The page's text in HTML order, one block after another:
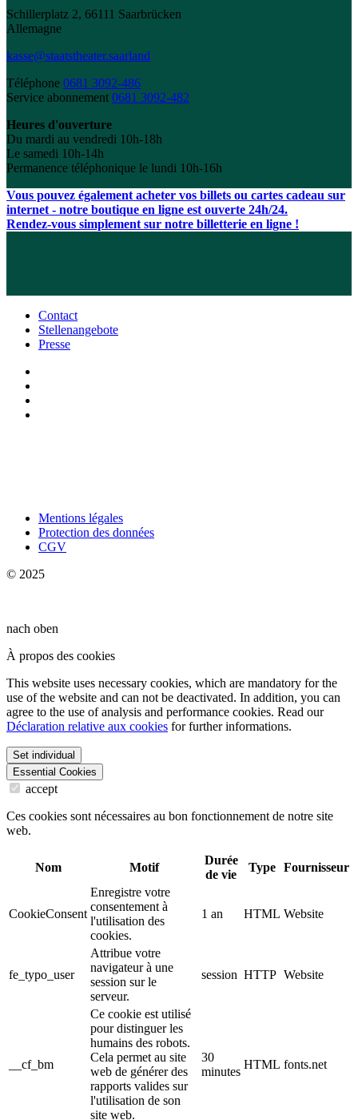
Schillerplatz 2, 66111 Saarbrücken
Allemagne
kasse@staatstheater.saarland
Téléphone 0681 3092-486
Service abonnement 0681 3092-482
Heures d'ouverture
Du mardi au vendredi 10h-18h
Le samedi 10h-14h
Permanence téléphonique le lundi 10h-16h
Vous pouvez également acheter vos billets ou cartes cadeau sur
internet - notre boutique en ligne est ouverte 24h/24.
Rendez-vous simplement sur notre billetterie en ligne !
Contact
Stellenangebote
Presse
Mentions légales
Protection des données
CGV
© 2025
nach oben
À propos des cookies
This website uses necessary cookies, which are mandatory for the
use of the website and can not be deactivated. In addition, you can
agree to the use of analysis and performance cookies. Read our
Déclaration relative aux cookies for further informations.
Set individual
Essential Cookies
accept
Ces cookies sont nécessaires au bon fonctionnement de notre site
web.
Nom Motif
Durée
de vie
Type Fournisseur
CookieConsent
Enregistre votre
consentement à
l'utilisation des
cookies.
1 an HTML Website
fe_typo_user
Attribue votre
navigateur à une
session sur le
serveur.
session HTTP Website
__cf_bm
Ce cookie est utilisé
pour distinguer les
humains des robots.
Cela permet au site
web de générer des
rapports valides sur
l'utilisation de son
site web.
30
minutes
HTML fonts.net